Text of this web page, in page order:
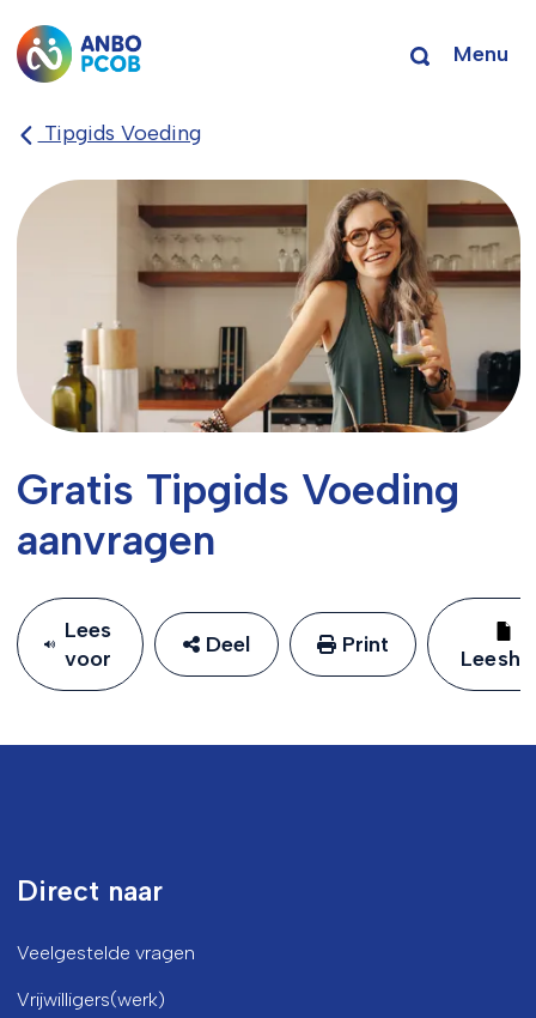
Menu
Tipgids Voeding
Gratis Tipgids Voeding
aanvragen
Lees
voor
Deel Print
Direct naar
Veelgestelde vragen
Vrijwilligers(werk)